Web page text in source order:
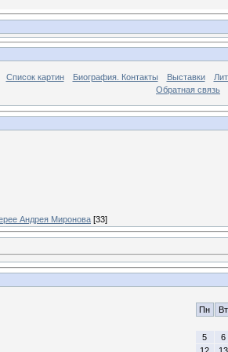
Список картин Биография. Контакты Выставки
Обратная связь
Андрея Миронова [33]
Пн Вт
5
6